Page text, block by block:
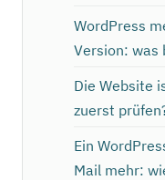
WordPress
Version: was
Die Website
zuerst
Ein
Mail mehr: